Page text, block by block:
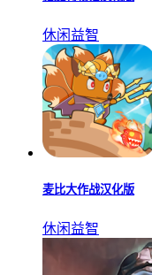
猎人僵尸生存内置菜单
精品游戏